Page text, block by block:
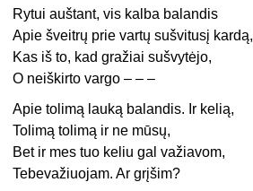
Rytui auštant, vis kalba balandis
Apie šveitrų prie vartų sušvitusį kardą,
Kas iš to, kad gražiai sušvytėjo,
O neiškirto vargo – – –
Apie tolimą lauką balandis. Ir kelią,
Tolimą tolimą ir ne mūsų,
Bet ir mes tuo keliu gal važiavom,
Tebevažiuojam. Ar grįšim?